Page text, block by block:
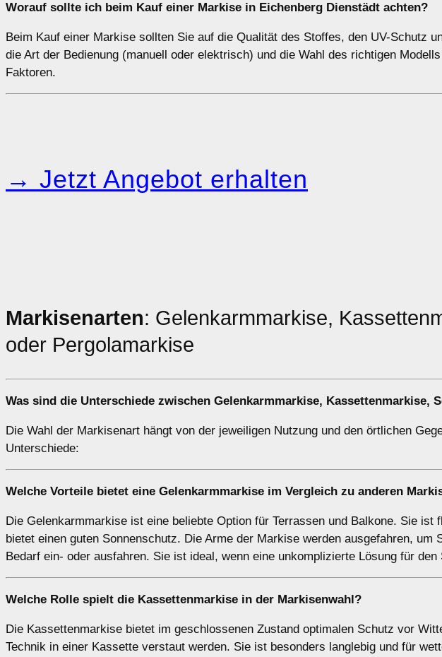
Worauf sollte ich beim Kauf einer Markise in Eichenberg Dienstädt achten?
Beim Kauf einer Markise sollten Sie auf die Qualität des Stoffes, den UV-Schutz
die Art der Bedienung (manuell oder elektrisch) und die Wahl des richtigen
Faktoren.
→ Jetzt Angebot erhalten
Markisenarten: Gelenkarmmarkise,
oder Pergolamarkise
Was sind die Unterschiede zwischen Gelenkarmmarkise, Kassettenmarkise,
Die Wahl der Markisenart hängt von der jeweiligen Nutzung und den örtlichen
Unterschiede:
Welche Vorteile bietet eine Gelenkarmmarkise im Vergleich zu anderen
Die Gelenkarmmarkise ist eine beliebte Option für Terrassen und Balkone. Sie ist
bietet einen guten Sonnenschutz. Die Arme der Markise werden ausgefahren,
Bedarf ein- oder ausfahren. Sie ist ideal, wenn eine unkomplizierte Lösung für
Welche Rolle spielt die Kassettenmarkise in der Markisenwahl?
Die Kassettenmarkise bietet im geschlossenen Zustand optimalen Schutz vor
Technik in einer Kassette verstaut werden. Sie ist besonders langlebig und für